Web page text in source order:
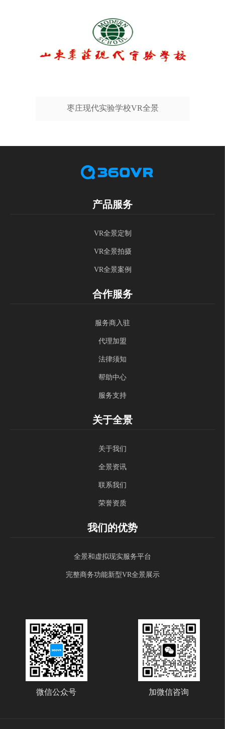
枣庄现代实验学校VR全景
产品服务
VR全景定制
VR全景拍摄
VR全景案例
合作服务
服务商入驻
代理加盟
法律须知
帮助中心
服务支持
关于全景
关于我们
全景资讯
联系我们
荣誉资质
我们的优势
全景和虚拟现实服务平台
完整商务功能新型VR全景展示
微信公众号 加微信咨询